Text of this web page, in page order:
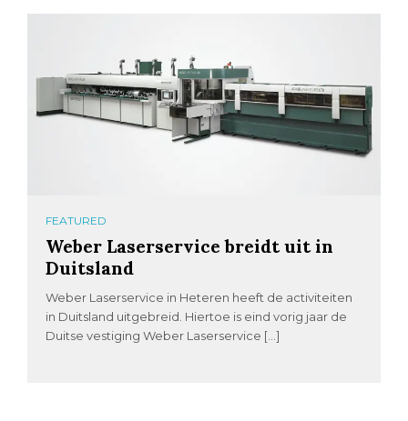
FEATURED
Weber Laserservice breidt uit in
Duitsland
Weber Laserservice in Heteren heeft de activiteiten
in Duitsland uitgebreid. Hiertoe is eind vorig jaar de
Duitse vestiging Weber Laserservice […]